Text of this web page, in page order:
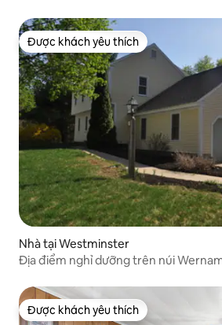
Được khách yêu thích
Được khách yêu thích
Nhà tại Westminster
Địa điểm nghỉ dưỡng trên núi
Được khách yêu thích
Được khách yêu thích